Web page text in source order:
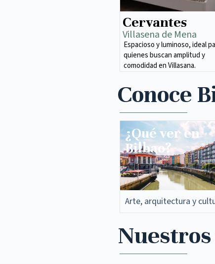
Cervantes
Villasena de Mena​
Espacioso y luminoso, ideal
quienes buscan amplitud y
comodidad en Villasana.
Conoce
¿Qué ver en
Bilbao?
Arte, arquitectura y